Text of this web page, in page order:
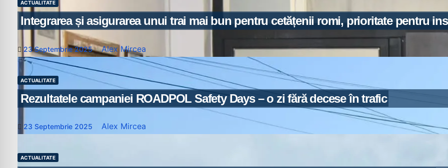
ACTUALITATE
Integrarea și asigurarea unui trai mai bun pentru cetățenii romi, prioritate pentru
23 Septembrie 2025 Alex Mircea
ACTUALITATE
Rezultatele campaniei ROADPOL Safety Days – o zi fără decese în trafic
23 Septembrie 2025 Alex Mircea
ACTUALITATE